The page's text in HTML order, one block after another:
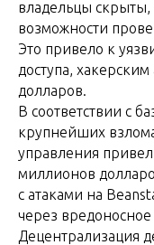
владельцы скрыты,
возможности
Это привело к
доступа,
долларов.
В соответствии с
крупнейших
управления
миллионов
с атаками на
через
Децентрализация